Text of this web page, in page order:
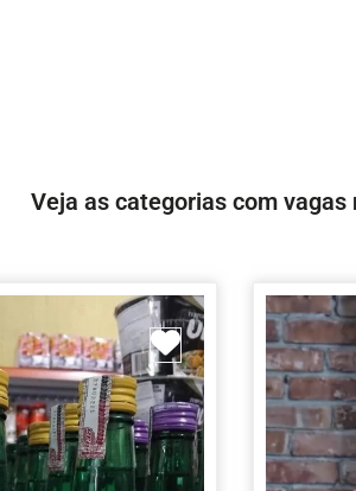
Veja as categorias com vagas
Marcar como